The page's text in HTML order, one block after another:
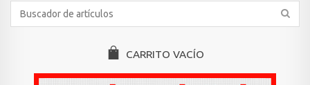
CARRITO VACÍO